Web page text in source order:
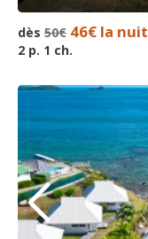
dès 50€ 46€ la nuit
2 p. 1 ch.